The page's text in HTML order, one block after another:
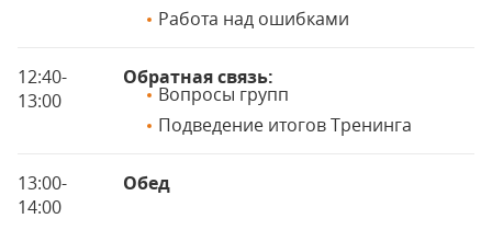
Работа над ошибками
12:40-
13:00
Обратная связь:
Вопросы групп
Подведение итогов Тренинга
13:00-
14:00
Обед